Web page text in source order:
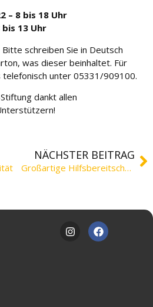
ng
Spe
nde
n
Kont
akt
– 8 bis 18 Uhr
bis 13 Uhr
schreiben Sie in Deutsch
was dieser beinhaltet. Für
telefonisch unter 05331/909100.
dankt allen
NÄCHSTER BEITRAG
Großartige Hilfsbereitschaft – Sachspenden haben Ukraine erreicht